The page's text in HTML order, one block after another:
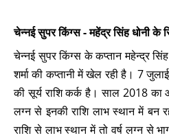
चेन्नई सुपर किंग्स - महेंद्र सिंह धोनी के
चेन्नई सुपर किंग्स के कप्तान महेन्द्र
शर्मा की कप्तानी में खेल रही है। 7
की सूर्य राशि कर्क है। साल 2018
लग्न से इनकी राशि लाभ स्थान में बन
राशि से लाभ स्थान में तो वर्ष लग्न से